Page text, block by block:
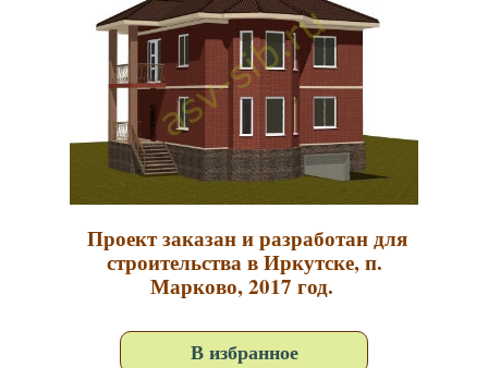
Проект заказан и разработан для
строительства в Иркутске, п.
Марково, 2017 год.
В избранное